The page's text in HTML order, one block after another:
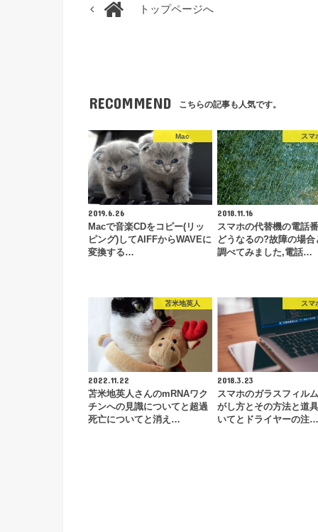
トップページへ
RECOMMEND こちらの記事も人気です。
Mac
2019.6.26
Macで音楽CDをコピー(リッ
ピング)してAIFFからWAVEに
変換する…
スマ
2018.11.16
スマホの代替機の電話
どうなるの?故障の場合
調べてみました,電話…
苫米地英人
2022.11.22
苫米地英人さんのmRNAワク
チンへの見識についてと超過
死亡についてと消え…
スマ
2018.3.23
スマホのガラスフィル
がし方とその方法と道
いてとドライヤーの注…